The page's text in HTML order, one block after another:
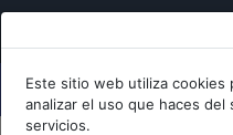
Este sitio web utiliza cookies
analizar el uso que haces
servicios.